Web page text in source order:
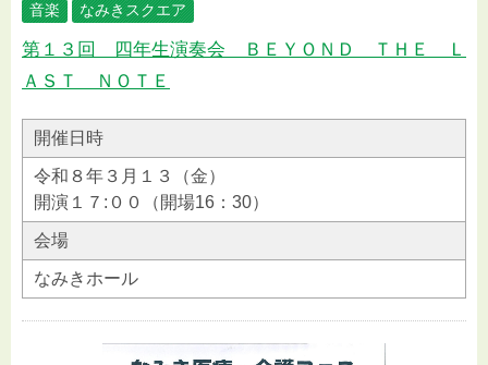
音楽 なみきスクエア
第１３回 四年生演奏会 ＢＥＹＯＮＤ ＴＨＥ Ｌ
ＡＳＴ ＮＯＴＥ
開催日時
令和８年３月１３（金）
開演１７:００（開場16：30）
会場
なみきホール